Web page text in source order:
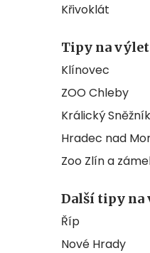
Křivoklát
Tipy na
Klínovec
ZOO Chleby
Králický Sněžník
Hradec nad
Zoo Zlín a
Další tipy na
Říp
Nové Hrady